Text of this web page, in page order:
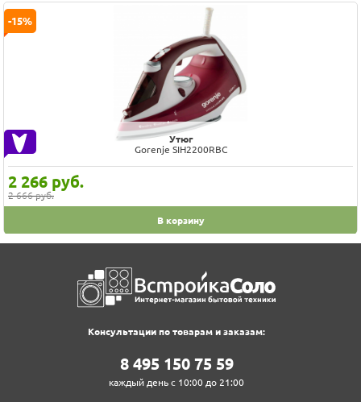
Утюг
Gorenje SIH2200RBC
2 266 руб.
2 666 руб.
-15%
В корзину
Консультации по товарам и заказам:
8‍ 4‍9‍5‍ 1‍5‍0‍ 7‍5‍ 5‍9‍
каждый день с 10:00 до 21:00